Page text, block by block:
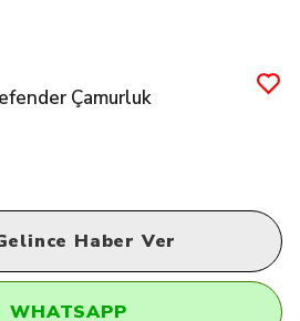
Çamurluk
Haber Ver
WHATSAPP